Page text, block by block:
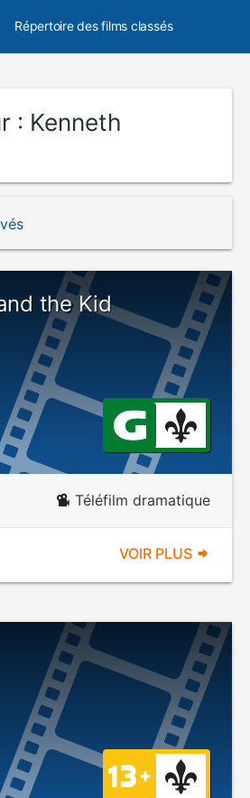
Répertoire des films classés
: Kenneth
the Kid
Téléfilm dramatique
VOIR PLUS